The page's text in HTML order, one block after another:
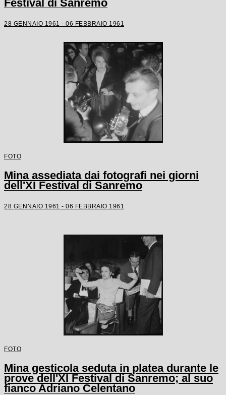
Festival di Sanremo
28 GENNAIO 1961 - 06 FEBBRAIO 1961
FOTO
Mina assediata dai fotografi nei giorni
dell'XI Festival di Sanremo
28 GENNAIO 1961 - 06 FEBBRAIO 1961
FOTO
Mina gesticola seduta in platea durante le
prove dell'XI Festival di Sanremo; al suo
fianco Adriano Celentano